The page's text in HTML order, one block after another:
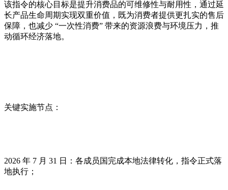
该指令的核心目标是提升消费品的可维修性与耐用性，通过延
长产品生命周期实现双重价值，既为消费者提供更扎实的售后
保障，也减少 “一次性消费” 带来的资源浪费与环境压力，推
动循环经济落地。
关键实施节点：
2026 年 7 月 31 日：各成员国完成本地法律转化，指令正式落
地执行；